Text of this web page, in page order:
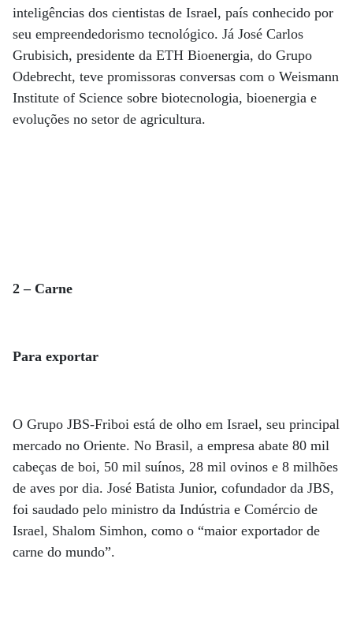
inteligências dos cientistas de Israel, país conhecido por
seu empreendedorismo tecnológico. Já José Carlos
Grubisich, presidente da ETH Bioenergia, do Grupo
Odebrecht, teve promissoras conversas com o Weismann
Institute of Science sobre biotecnologia, bioenergia e
evoluções no setor de agricultura.
2 – Carne
Para exportar
O Grupo JBS-Friboi está de olho em Israel, seu principal
mercado no Oriente. No Brasil, a empresa abate 80 mil
cabeças de boi, 50 mil suínos, 28 mil ovinos e 8 milhões
de aves por dia. José Batista Junior, cofundador da JBS,
foi saudado pelo ministro da Indústria e Comércio de
Israel, Shalom Simhon, como o “maior exportador de
carne do mundo”.